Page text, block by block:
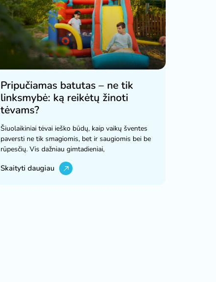
Pripučiamas batutas – ne tik
linksmybė: ką reikėtų žinoti
tėvams?
Šiuolaikiniai tėvai ieško būdų, kaip vaikų šventes
paversti ne tik smagiomis, bet ir saugiomis bei be
rūpesčių. Vis dažniau gimtadieniai,
Skaityti daugiau